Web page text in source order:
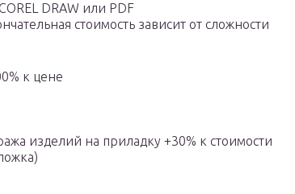
DRAW или PDF
стоимость зависит от сложности
к цене
изделий на приладку +30% к стоимости